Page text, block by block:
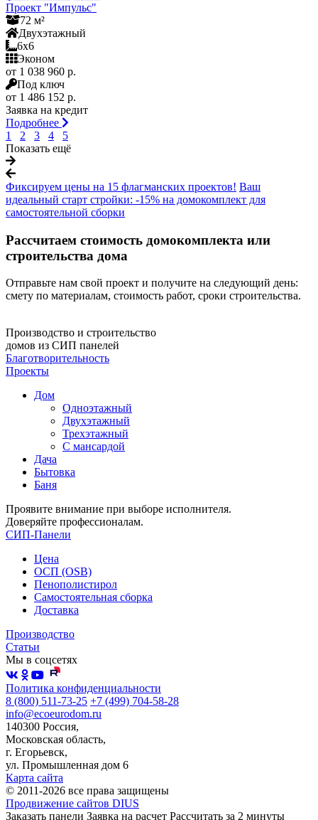
Проект "Импульс"
72 м²
Двухэтажный
6x6
Эконом
от 1 038 960 р.
Под ключ
от 1 486 152 р.
Заявка на кредит
Подробнее
1
2 3 4
5
Показать ещё
Фиксируем цены на 15 флагманских проектов! Ваш
идеальный старт стройки: -15% на домокомплект для
самостоятельной сборки
Рассчитаем стоимость домокомплекта или
строительства дома
Отправьте нам свой проект и получите на следующий день:
смету по материалам, стоимость работ, сроки строительства.
Производство и строительство
домов из СИП панелей
Благотворительность
Проекты
Дом
Одноэтажный
Двухэтажный
Трехэтажный
С мансардой
Дача
Бытовка
Баня
Проявите внимание при выборе исполнителя.
Доверяйте профессионалам.
СИП-Панели
Цена
ОСП (OSB)
Пенополистирол
Самостоятельная сборка
Доставка
Производство
Статьи
Мы в соцсетях
Политика конфиденциальности
8 (800) 511-73-25 +7 (499) 704-58-28
info@ecoeurodom.ru
140300 Россия,
Московская область,
г. Егорьевск,
ул. Промышленная дом 6
Карта сайта
© 2011-2026 все права защищены
Продвижение сайтов DIUS
Заказать панели Заявка на расчет Рассчитать за 2 минуты